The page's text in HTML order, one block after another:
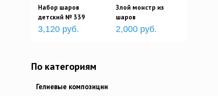
Набор шаров
детский № 339
3,120 руб.
Злой монстр из
шаров
2,000 руб.
По категориям
Гелиевые композиции